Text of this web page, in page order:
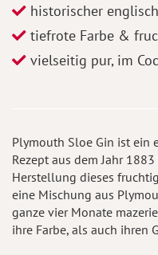
historischer
tiefrote Farbe &
vielseitig pur, im
Plymouth Sloe Gin ist ein
Rezept aus dem Jahr
Herstellung dieses
eine Mischung aus
ganze vier Monate
ihre Farbe, als auch ihren